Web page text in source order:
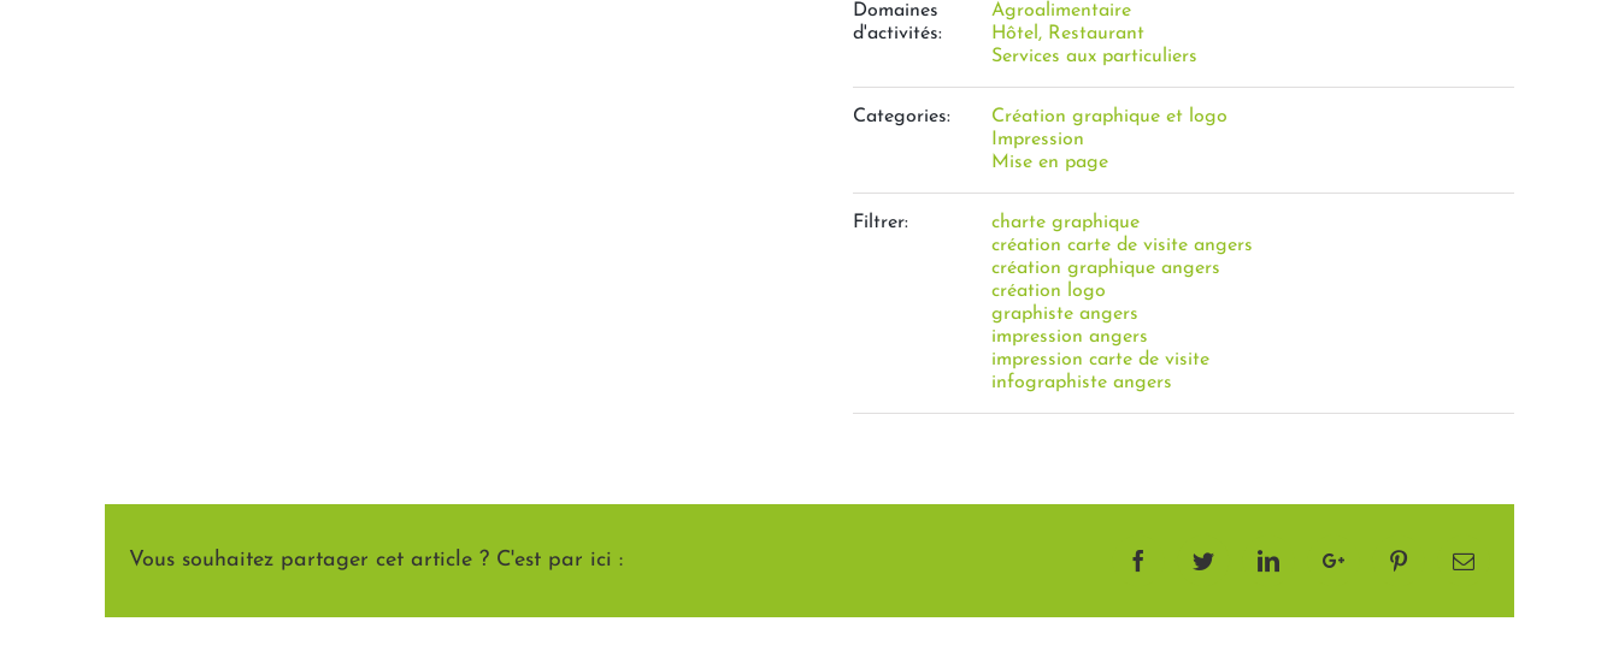
Domaines
d'activités:
Agroalimentaire
Hôtel, Restaurant
Services aux particuliers
Categories:
Création graphique et logo
Impression
Mise en page
Filtrer:
charte graphique
création carte de visite angers
création graphique angers
création logo
graphiste angers
impression angers
impression carte de visite
infographiste angers
Vous souhaitez partager cet article ? C'est par ici : FacebookTwitterLinkedInGoogle+ PinterestEmail